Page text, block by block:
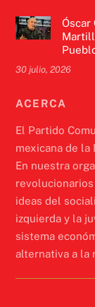
Óscar
30 julio, 2026
ACERCA
El Partido
mexicana de la
En nuestra
ideas del
izquierda y la
sistema
alternativa a la